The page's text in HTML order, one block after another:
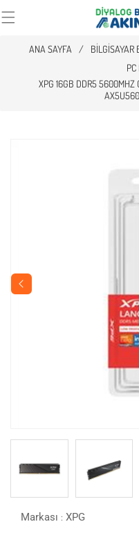
ANA SAYFA / BILGISAYAR
XPG 16GB DDR5 5600MHZ
Markası : XPG